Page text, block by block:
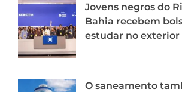
Jovens negros do
Bahia recebem
estudar no exterior
O saneamento